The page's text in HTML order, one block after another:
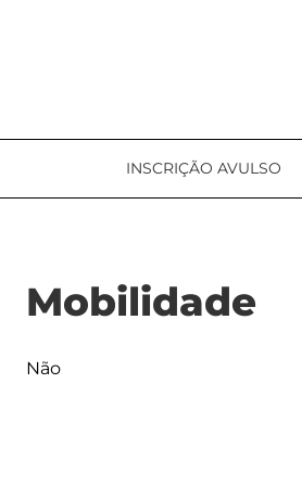
INSCRIÇÃO AVULSO
Mobilidade
Não